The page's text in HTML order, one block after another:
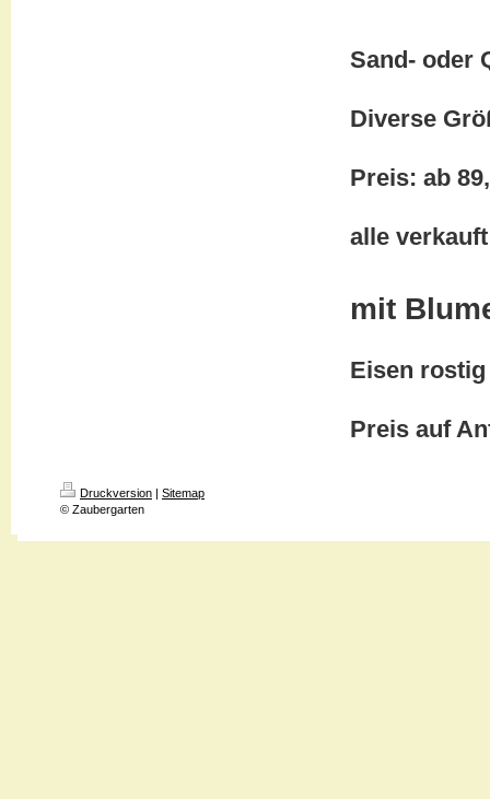
Sand- oder
Diverse
Preis: ab
alle
mit
Eisen rostig
Preis auf
Druckversion | Sitemap
© Zaubergarten